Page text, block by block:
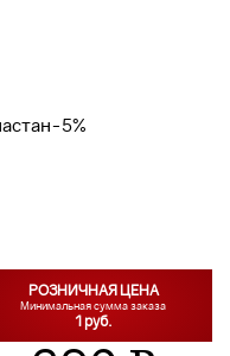
5%
РОЗНИЧНАЯ ЦЕНА
Минимальная сумма заказа
1 руб.